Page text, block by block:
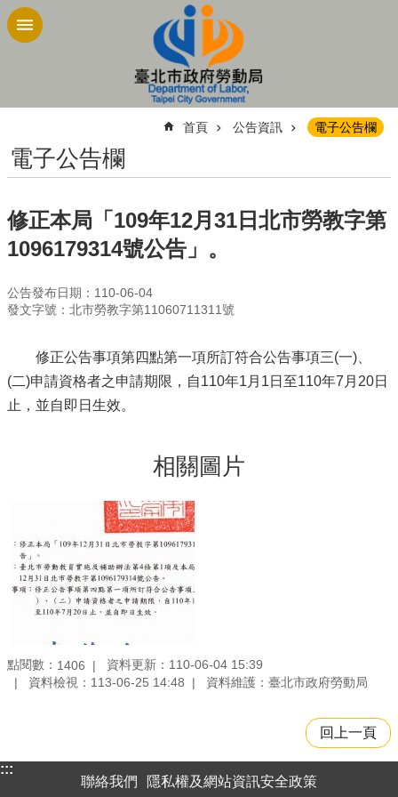
跳到主要內容區塊
首頁 公告資訊 電子公告欄
電子公告欄
修正本局「109年12月31日北市勞教字第
1096179314號公告」。
公告發布日期：110-06-04
發文字號：北市勞教字第11060711311號
修正公告事項第四點第一項所訂符合公告事項三(一)、
(二)申請資格者之申請期限，自110年1月1日至110年7月20日
止，並自即日生效。
相關圖片
點閱數： 1406
資料更新：110-06-04 15:39
資料檢視：113-06-25 14:48
資料維護：臺北市政府勞動局
回上一頁
:::
聯絡我們
隱私權及網站資訊安全政策